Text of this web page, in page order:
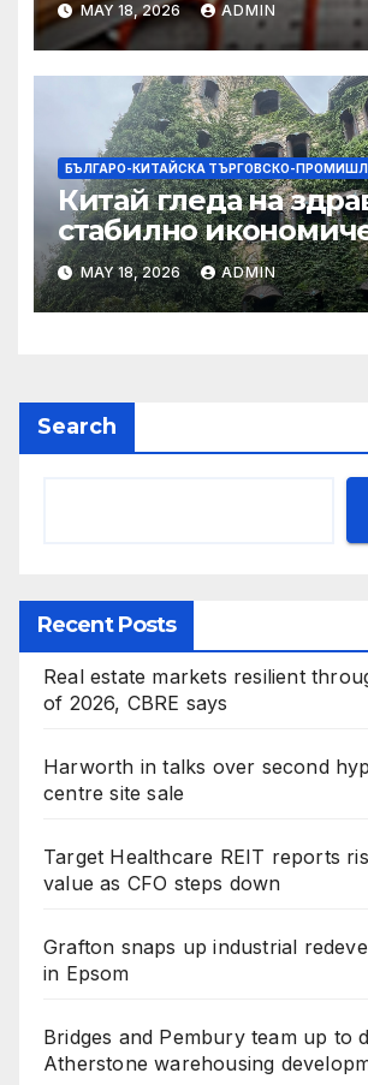
MAY 18, 2026 ADMIN
БЪЛГАРО-КИТАЙСКА ТЪРГОВСКО-
Китай гледа на
стабилно
сътрудничество
MAY 18, 2026 ADMIN
Search
Recent Posts
Real estate markets resilient
of 2026, CBRE says
Harworth in talks over second
centre site sale
Target Healthcare REIT reports
value as CFO steps down
Grafton snaps up industrial
in Epsom
Bridges and Pembury team up to
Atherstone warehousing